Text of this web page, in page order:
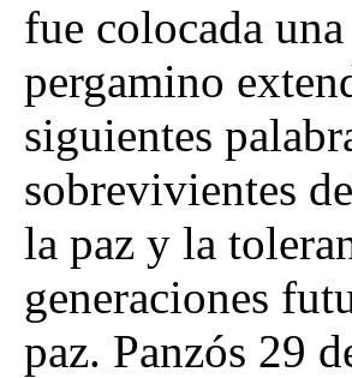
fue colocada
pergamino
siguientes
sobrevivientes
la paz y la
generaciones
paz. Panzós 29